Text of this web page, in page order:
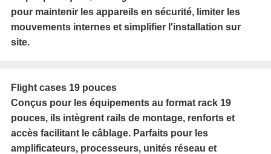
pour maintenir les appareils en sécurité, limiter les
mouvements internes et simplifier l'installation sur
site.
Flight cases 19 pouces
Conçus pour les équipements au format rack 19
pouces, ils intègrent rails de montage, renforts et
accès facilitant le câblage. Parfaits pour les
amplificateurs, processeurs, unités réseau et